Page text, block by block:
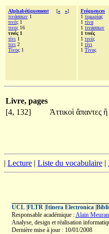
Alphabétiquement [« »]
τινάσσων 1
τινὲς 1
τινες 16
τινές 1
τίνι 1
τινι 2
Τίνος 1
Fréquences
1 τιμωρίας
1 τίνα
1 τινάσσων
1 τινές
1 τινὲς
1 τίνι
1 Τίνος
Livre, pages
[4, 132]
Ἀττικοὶ ἅπαντες ἢ
| Lecture | Liste du vocabulaire |
UCL| FLTR| Itinera Electronica|
Responsable académique :Alain
Analyse, design et réalisation
Dernière mise à jour : 10/01/2008